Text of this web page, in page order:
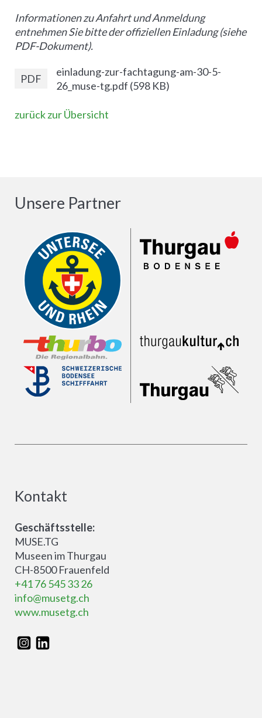
Informationen zu Anfahrt und Anmeldung
entnehmen Sie bitte der offiziellen Einladung (siehe
PDF-Dokument).
PDF
einladung-zur-fachtagung-am-30-5-
26_muse-tg.pdf (598 KB)
zurück zur Übersicht
Unsere Partner
Kontakt
Geschäftsstelle:
MUSE.TG
Museen im Thurgau
CH-8500 Frauenfeld
+41 76 545 33 26
info@musetg.ch
www.musetg.ch